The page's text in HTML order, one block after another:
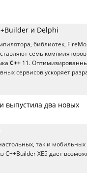
и Delphi
библиотек,
семь
C++ 11.
сервисов ускоряет
выпустила два новых
так и мобильных
C++Builder XE5 даёт